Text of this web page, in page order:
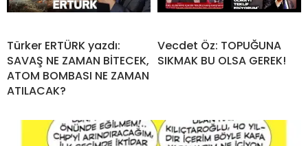
Türker ERTÜRK yazdı:
SAVAŞ NE ZAMAN BİTECEK,
ATOM BOMBASI NE ZAMAN
ATILACAK?
Vecdet Öz: TOPUĞUNA
SIKMAK BU OLSA GEREK!